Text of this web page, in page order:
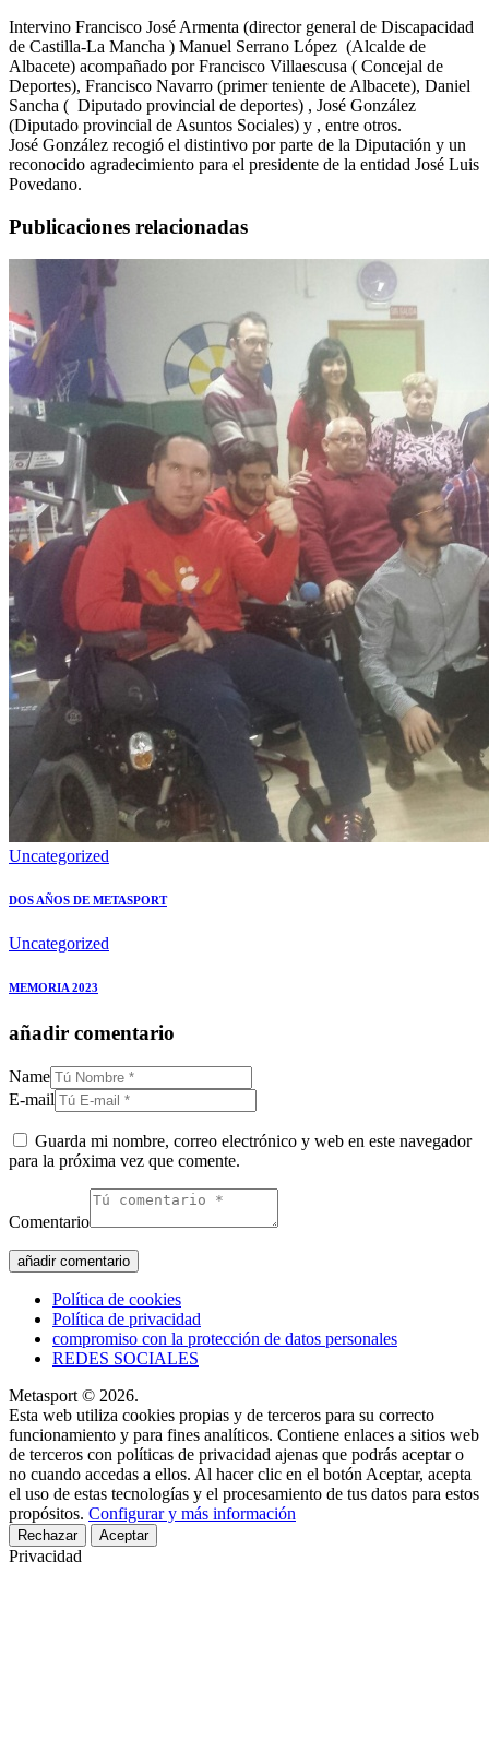
Intervino Francisco José Armenta (director general de Discapacidad
de Castilla-La Mancha ) Manuel Serrano López (Alcalde de
Albacete) acompañado por Francisco Villaescusa ( Concejal de
Deportes), Francisco Navarro (primer teniente de Albacete), Daniel
Sancha ( Diputado provincial de deportes) , José González
(Diputado provincial de Asuntos Sociales) y , entre otros.
José González recogió el distintivo por parte de la Diputación y un
reconocido agradecimiento para el presidente de la entidad José Luis
Povedano.
Publicaciones relacionadas
Uncategorized
DOS AÑOS DE METASPORT
Uncategorized
MEMORIA 2023
añadir comentario
Name
E-mail
Guarda mi nombre, correo electrónico y web en este navegador
para la próxima vez que comente.
Comentario
Política de cookies
Política de privacidad
compromiso con la protección de datos personales
REDES SOCIALES
Metasport © 2026.
Esta web utiliza cookies propias y de terceros para su correcto
funcionamiento y para fines analíticos. Contiene enlaces a sitios web
de terceros con políticas de privacidad ajenas que podrás aceptar o
no cuando accedas a ellos. Al hacer clic en el botón Aceptar, acepta
el uso de estas tecnologías y el procesamiento de tus datos para estos
propósitos. Configurar y más información
Rechazar Aceptar
Privacidad